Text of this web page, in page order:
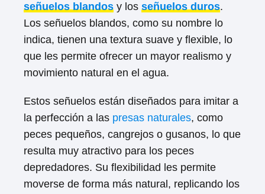
señuelos blandos y los señuelos duros.
Los señuelos blandos, como su nombre lo
indica, tienen una textura suave y flexible, lo
que les permite ofrecer un mayor realismo y
movimiento natural en el agua.
Estos señuelos están diseñados para imitar a
la perfección a las presas naturales, como
peces pequeños, cangrejos o gusanos, lo que
resulta muy atractivo para los peces
depredadores. Su flexibilidad les permite
moverse de forma más natural, replicando los